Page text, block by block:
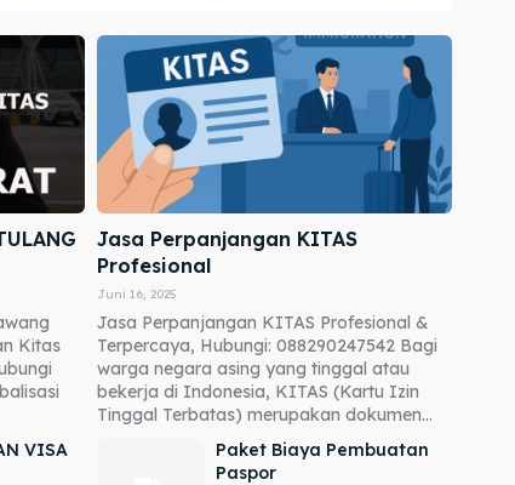
Kitas
Jasa Perpanjangan KITAS
Profesional
Juni 16, 2025
Jasa Perpanjangan KITAS Profesional &
Terpercaya, Hubungi: 088290247542 Bagi
warga negara asing yang tinggal atau
bekerja di Indonesia, KITAS (Kartu Izin
Tinggal Terbatas) merupakan dokumen...
VISA
Paket Biaya Pembuatan
Paspor